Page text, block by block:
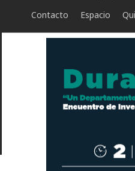
Contacto
Espacio